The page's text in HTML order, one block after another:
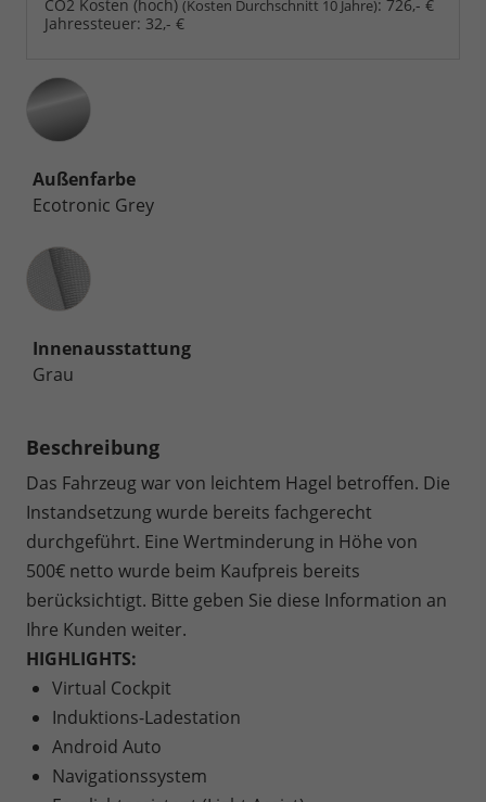
CO2 Kosten (hoch) (Kosten Durchschnitt 10 Jahre): 726,- €
Jahressteuer: 32,- €
Außenfarbe
Ecotronic Grey
Innenausstattung
Innenausstattung
Grau
Beschreibung
Das Fahrzeug war von leichtem Hagel betroffen. Die
Instandsetzung wurde bereits fachgerecht
durchgeführt. Eine Wertminderung in Höhe von
500€ netto wurde beim Kaufpreis bereits
berücksichtigt. Bitte geben Sie diese Information an
Ihre Kunden weiter.
HIGHLIGHTS:
Virtual Cockpit
Induktions-Ladestation
Android Auto
Navigationssystem